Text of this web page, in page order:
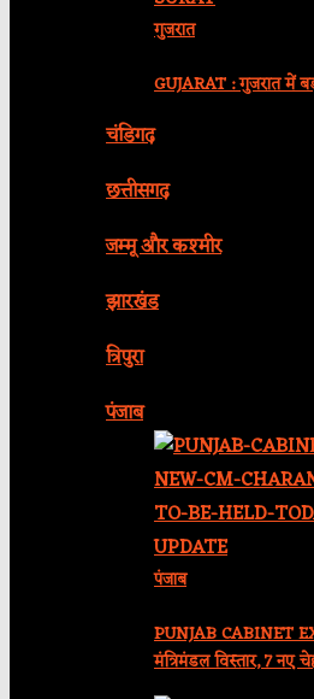
गुजरात
GUJARAT : गुजरात में
चंडिगढ़
छत्तीसगढ़
जम्मू और कश्मीर
झारखंड
त्रिपुरा
पंजाब
पंजाब
PUNJAB CABINET
मंत्रिमंडल विस्तार, 7 नए